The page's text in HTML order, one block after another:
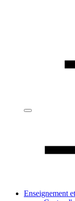
Enseignement